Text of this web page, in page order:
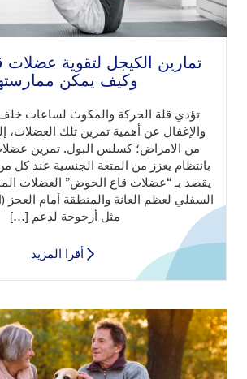
تمارين الكيجل لتقوية عضلات
وكيف يمكن ممارستها
تؤدي قلة الحركة والمكوث لساعات خلف
والإغفال عن أهمية تمرين تلك العضلات، إلى
من الامراض؛ كسلس البول. تمرين عضلات
بانتظام يعزز من المتعة الجنسية عند كل من
يقصد بـ “عضلات قاع الحوض” العضلات
السفلي لعظم العانة والمنطقة أمام العجز
مثل أرجوحة لدعم […]
أقرا المزيد